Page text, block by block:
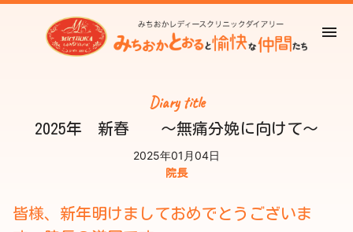
Diary title
2025年 新春 ～無痛分娩に向けて～
2025年01月04日
院長
皆様、新年明けましておめでとうございま